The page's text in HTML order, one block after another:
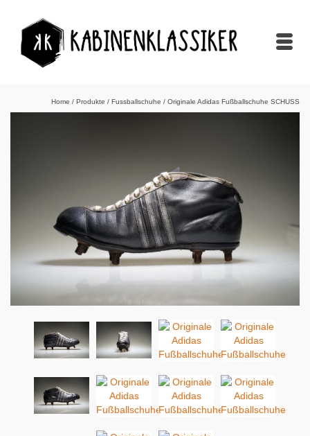
Home / Produkte / Fussballschuhe / Originale Adidas Fußballschuhe SCHUSS